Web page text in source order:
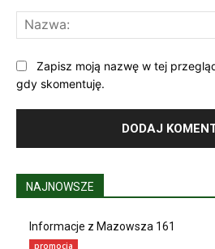
Zapisz moją nazwę w tej
gdy skomentuję.
NAJNOWSZE
Informacje z Mazowsza 161
promocja